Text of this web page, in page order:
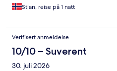
Stian, reise på 1 natt
Verifisert anmeldelse
10/10 – Suverent
30. juli 2026